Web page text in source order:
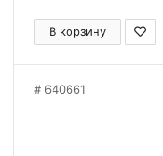
В корзину
640661